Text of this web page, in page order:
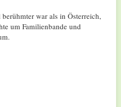
war als in Österreich,
um Familienbande und